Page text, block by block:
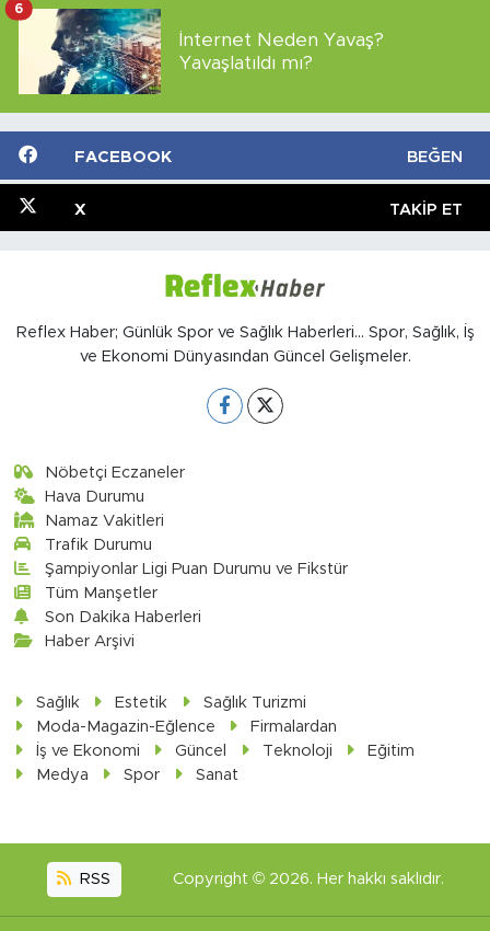
İnternet Neden Yavaş?
Yavaşlatıldı mı?
6
FACEBOOK BEĞEN
X TAKIP ET
Reflex Haber; Günlük Spor ve Sağlık Haberleri... Spor, Sağlık, İş
ve Ekonomi Dünyasından Güncel Gelişmeler.
Nöbetçi Eczaneler
Hava Durumu
Namaz Vakitleri
Trafik Durumu
Şampiyonlar Ligi Puan Durumu ve Fikstür
Tüm Manşetler
Son Dakika Haberleri
Haber Arşivi
Sağlık Estetik
Sağlık Turizmi
Moda-Magazin-Eğlence
Firmalardan
İş ve Ekonomi
Güncel Teknoloji
Eğitim
Medya
Spor Sanat
RSS Copyright © 2026. Her hakkı saklıdır.